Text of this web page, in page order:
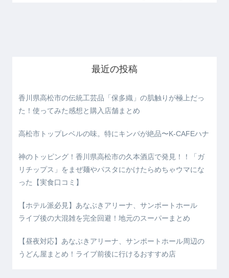
最近の投稿
香川県高松市の伝統工芸品「保多織」の肌触りが極上だっ
た！使ってみた感想と購入店舗まとめ
高松市トップレベルの味。特にキンパが絶品〜K-CAFEハナ
神のトッピング！香川県高松市の久本酒店で発見！！「ガ
リチップス」をまぜ麺やパスタにかけたらめちゃウマにな
った【実食口コミ】
【ホテル派必見】あなぶきアリーナ、サンポートホール
ライブ後の大混雑を完全回避！地元のスーパーまとめ
【昼夜対応】あなぶきアリーナ、サンポートホール周辺の
うどん屋まとめ！ライブ前後に行けるおすすめ店